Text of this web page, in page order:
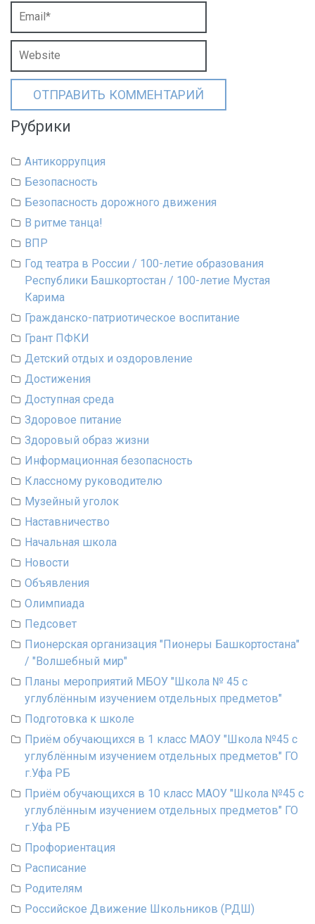
Рубрики
Антикоррупция
Безопасность
Безопасность дорожного движения
В ритме танца!
ВПР
Год театра в России / 100-летие образования
Республики Башкортостан / 100-летие Мустая
Карима
Гражданско-патриотическое воспитание
Грант ПФКИ
Детский отдых и оздоровление
Достижения
Доступная среда
Здоровое питание
Здоровый образ жизни
Информационная безопасность
Классному руководителю
Музейный уголок
Наставничество
Начальная школа
Новости
Объявления
Олимпиада
Педсовет
Пионерская организация "Пионеры Башкортостана"
/ "Волшебный мир"
Планы мероприятий МБОУ "Школа № 45 с
углублённым изучением отдельных предметов"
Подготовка к школе
Приём обучающихся в 1 класс МАОУ "Школа №45 с
углублённым изучением отдельных предметов" ГО
г.Уфа РБ
Приём обучающихся в 10 класс МАОУ "Школа №45 с
углублённым изучением отдельных предметов" ГО
г.Уфа РБ
Профориентация
Расписание
Родителям
Российское Движение Школьников (РДШ)